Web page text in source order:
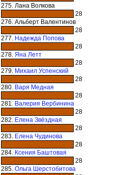
275. Лана Волкова
28
276. Альберт Валентинов
28
277. Надежда Попова
28
278. Яна Летт
28
279. Михаил Успенский
28
280. Варя Медная
28
281. Валерия Вербинина
28
282. Елена Звёздная
28
283. Елена Чудинова
28
284. Ксения Баштовая
28
285. Ольга Шерстобитова